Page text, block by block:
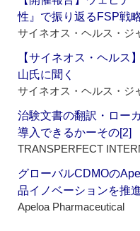
性』で振り返るFSP戦
サイネオス・ヘルス・ジ
【サイネオス・ヘル
山氏に聞く
サイネオス・ヘルス・ジ
治験文書の翻訳・ロー
導入できるかーその[2]
TRANSPERFECT
グローバルCDMOの
品イノベーションを推
Apeloa Pharmaceutical